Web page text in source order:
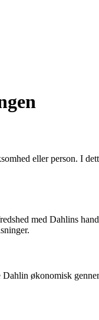
eller person. I
med Dahlins
økonomisk